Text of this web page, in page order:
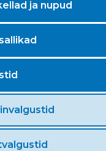
ja nupud